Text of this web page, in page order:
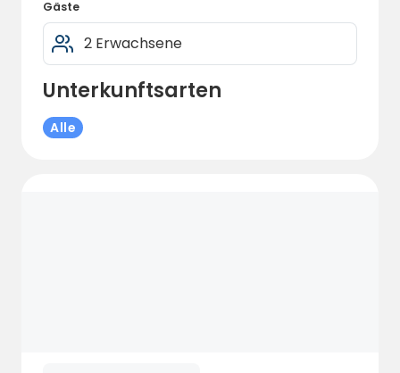
Gäste
Unterkunftsarten
Alle